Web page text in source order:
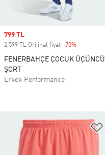
Sale price
799 TL
2.599 TL Orijinal fiyat -70%
FENERBAHÇE ÇOCUK ÜÇÜNCÜ
ŞORT
Erkek Performance